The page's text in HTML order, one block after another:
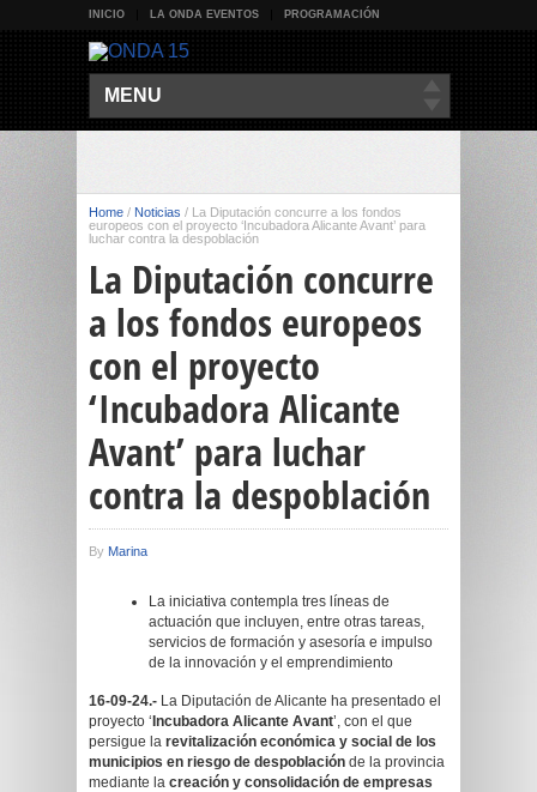
INICIO LA ONDA EVENTOS PROGRAMACIÓN
MENU
Home / Noticias / La Diputación concurre a los fondos
europeos con el proyecto ‘Incubadora Alicante Avant’ para
luchar contra la despoblación
La Diputación concurre
a los fondos europeos
con el proyecto
‘Incubadora Alicante
Avant’ para luchar
contra la despoblación
By Marina
La iniciativa contempla tres líneas de
actuación que incluyen, entre otras tareas,
servicios de formación y asesoría e impulso
de la innovación y el emprendimiento
16-09-24.- La Diputación de Alicante ha presentado el
proyecto ‘ Incubadora Alicante Avant’, con el que
persigue la revitalización económica y social de los
municipios en riesgo de despoblación de la provincia
mediante la creación y consolidación de empresas